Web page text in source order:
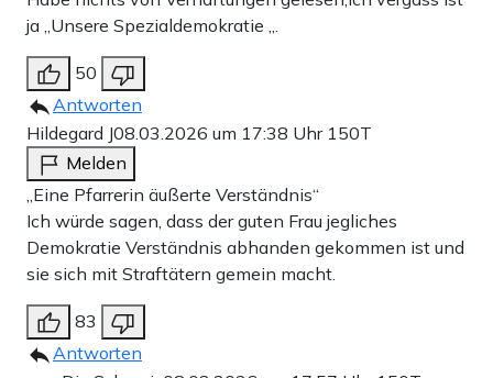
ja „Unsere Spezialdemokratie „.
50
Antworten
Hildegard J08.03.2026 um 17:38 Uhr 150T
Melden
„Eine Pfarrerin äußerte Verständnis“
Ich würde sagen, dass der guten Frau jegliches
Demokratie Verständnis abhanden gekommen ist und
sie sich mit Straftätern gemein macht.
83
Antworten